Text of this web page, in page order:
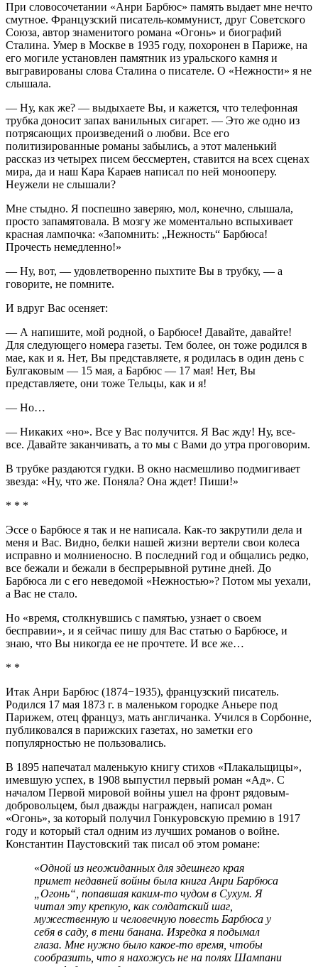
При словосочетании «Анри Барбюс» память выдает мне нечто
смутное. Французский писатель-коммунист, друг Советского
Союза, автор знаменитого романа «Огонь» и биографий
Сталина. Умер в Москве в 1935 году, похоронен в Париже, на
его могиле установлен памятник из уральского камня и
выгравированы слова Сталина о писателе. О «Нежности» я не
слышала.
— Ну, как же? — выдыхаете Вы, и кажется, что телефонная
трубка доносит запах ванильных сигарет. — Это же одно из
потрясающих произведений о любви. Все его
политизированные романы забылись, а этот маленький
рассказ из четырех писем бессмертен, ставится на всех сценах
мира, да и наш Кара Караев написал по ней монооперу.
Неужели не слышали?
Мне стыдно. Я поспешно заверяю, мол, конечно, слышала,
просто запамятовала. В мозгу же моментально вспыхивает
красная лампочка: «Запомнить: „Нежность“ Барбюса!
Прочесть немедленно!»
— Ну, вот, — удовлетворенно пыхтите Вы в трубку, — а
говорите, не помните.
И вдруг Вас осеняет:
— А напишите, мой родной, о Барбюсе! Давайте, давайте!
Для следующего номера газеты. Тем более, он тоже родился в
мае, как и я. Нет, Вы представляете, я родилась в один день с
Булгаковым — 15 мая, а Барбюс — 17 мая! Нет, Вы
представляете, они тоже Тельцы, как и я!
— Но…
— Никаких «но». Все у Вас получится. Я Вас жду! Ну, все-
все. Давайте заканчивать, а то мы с Вами до утра проговорим.
В трубке раздаются гудки. В окно насмешливо подмигивает
звезда: «Ну, что же. Поняла? Она ждет! Пиши!»
* * *
Эссе о Барбюсе я так и не написала. Как-то закрутили дела и
меня и Вас. Видно, белки нашей жизни вертели свои колеса
исправно и молниеносно. В последний год и общались редко,
все бежали и бежали в беспрерывной рутине дней. До
Барбюса ли с его неведомой «Нежностью»? Потом мы уехали,
а Вас не стало.
Но «время, столкнувшись с памятью, узнает о своем
бесправии», и я сейчас пишу для Вас статью о Барбюсе, и
знаю, что Вы никогда ее не прочтете. И все же…
* *
Итак Анри Барбюс (1874−1935), французский писатель.
Родился 17 мая 1873 г. в маленьком городке Аньере под
Парижем, отец француз, мать англичанка. Учился в Сорбонне,
публиковался в парижских газетах, но заметки его
популярностью не пользовались.
В 1895 напечатал маленькую книгу стихов «Плакальщицы»,
имевшую успех, в 1908 выпустил первый роман «Ад». С
началом Первой мировой войны ушел на фронт рядовым-
добровольцем, был дважды награжден, написал роман
«Огонь», за который получил Гонкуровскую премию в 1917
году и который стал одним из лучших романов о войне.
Константин Паустовский так писал об этом романе:
«Одной из неожиданных для здешнего края
примет недавней войны была книга Анри Барбюса
„Огонь“, попавшая каким-то чудом в Сухум. Я
читал эту крепкую, как солдатский шаг,
мужественную и человечную повесть Барбюса у
себя в саду, в тени банана. Изредка я подымал
глаза. Мне нужно было какое-то время, чтобы
сообразить, что я нахожусь не на полях Шампани